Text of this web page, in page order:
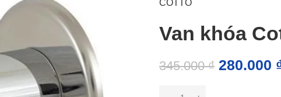
COTTO
Van khóa
345.000₫ 280.000